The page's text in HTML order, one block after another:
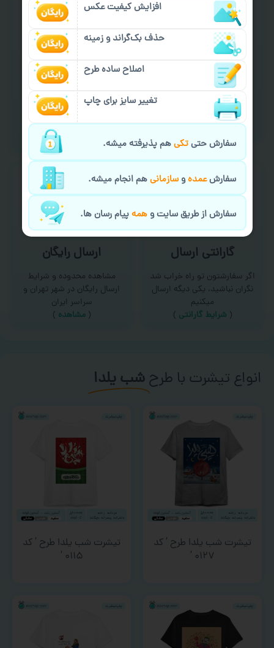
سفارش گیری آنلاین
امکان سفارش از طریق چت و
سایت با پشتیبانی آنلاین
(تماس با ما‌)
چاپ عمده و فوری
برای درخواست خدمات چاپ
عمده و فوری با ما تماس
بگیرید
تماس با ما)
گارانتی ارسال
اگر سفارشتون تو راه خراب شد
نگران نباشید، یکی دیگه ارسال
میکنیم
( شرایط گارانتی )
ارسال رایگان
مشاهده محدوده و شرایط
ارسال رایگان در شهر تهران و
سراسر ایران
(مشاهده )
انواع تیشرت با طرحشب یلدا
تیشرت شب یلدا طرح ‘ کد
۰۱۲۷ ‘
تیشرت شب یلدا طرح ‘ کد
۰۱۱۵ ‘
افزایش کیفیت عکس
حذف بک‌گراند و زمینه
اصلاح ساده طرح
تغییر سایز برای چاپ
سفارش حتیتکیهم پذیرفته میشه.
سفارشعمدهوسازمانیهم انجام میشه.
سفارش از طریق سایت وهمهپیام رسان ها.